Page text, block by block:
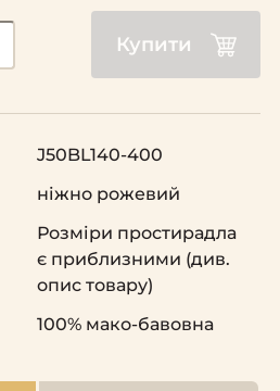
Купити
J50BL140-400
ніжно рожевий
Розміри простирадла
є приблизними (див.
опис товару)
100% мако-бавовна